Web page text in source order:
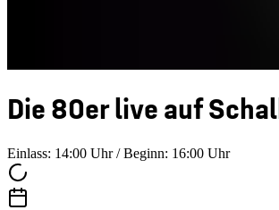
Die 80er live auf
Einlass: 14:00 Uhr / Beginn: 16:00 Uhr